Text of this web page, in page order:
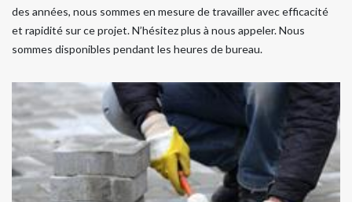
des années, nous sommes en mesure de travailler avec efficacité
et rapidité sur ce projet. N’hésitez plus à nous appeler. Nous
sommes disponibles pendant les heures de bureau.